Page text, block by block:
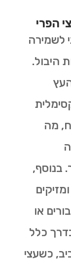
הפרי
לשמירה
היבול.
מה
בנוסף,
או
כלל
כשעצי